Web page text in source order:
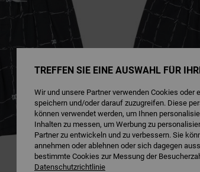
TREFFEN SIE EINE AUSWAHL FÜR
Wir und unsere Partner verwenden Cookies
speichern und/oder darauf zuzugreifen. Diese
können verwendet werden, um Ihnen
Inhalten zu messen, um Werbung zu
Partner zu entwickeln und zu verbessern. Sie
annehmen oder ablehnen oder sich dagegen
bestimmte Cookies zur Messung der
Datenschutzrichtlinie